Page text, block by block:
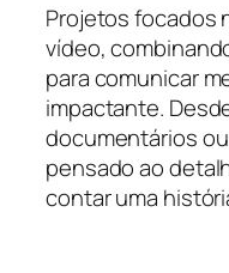
Projetos focados
vídeo,
para comunicar
impactante.
documentários
pensado ao
contar uma